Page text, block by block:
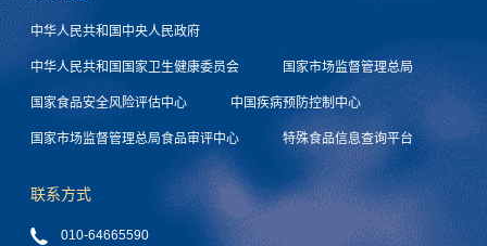
中华人民共和国中央人民政府
中华人民共和国国家卫生健康委员会 国家市场监督管理总局
国家食品安全风险评估中心 中国疾病预防控制中心
国家市场监督管理总局食品审评中心 特殊食品信息查询平台
联系方式
010-64665590